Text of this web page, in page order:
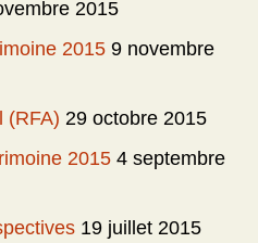
2015
2015 9 novembre
(RFA) 29 octobre 2015
2015 4 septembre
19 juillet 2015